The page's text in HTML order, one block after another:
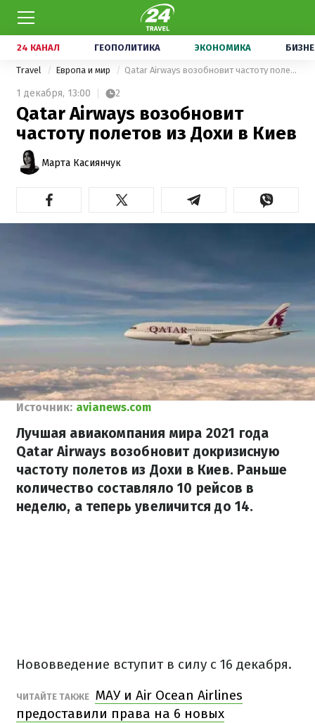
24 КАНАЛ ГЕОПОЛИТИКА ЭКОНОМИКА
Travel Европа и мир Qatar Airways возобновит частоту полетов из Дохи в Киев
1 декабря, 13:00 2
Qatar Airways возобновит
частоту полетов из Дохи в Киев
Марта Касиянчук
Источник: avianews.com
Лучшая авиакомпания мира 2021 года
Qatar Airways возобновит докризисную
частоту полетов из Дохи в Киев. Раньше
количество составляло 10 рейсов в
неделю, а теперь увеличится до 14.
Нововведение вступит в силу с 16 декабря.
ЧИТАЙТЕ ТАКЖЕ МАУ и Air Ocean Airlines
предоставили права на 6 новых